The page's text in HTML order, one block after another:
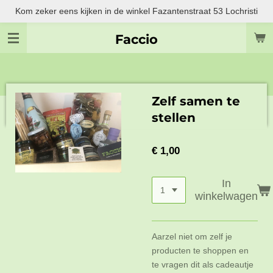
Ga
naar
Faccio
Kom zeker eens kijken in de winkel Fazantenstraat 53 Lochristi
Zelf samen te
stellen
€ 1,00
In
winkelwagen
Aarzel niet om zelf je
producten te shoppen en
te vragen dit als cadeautje